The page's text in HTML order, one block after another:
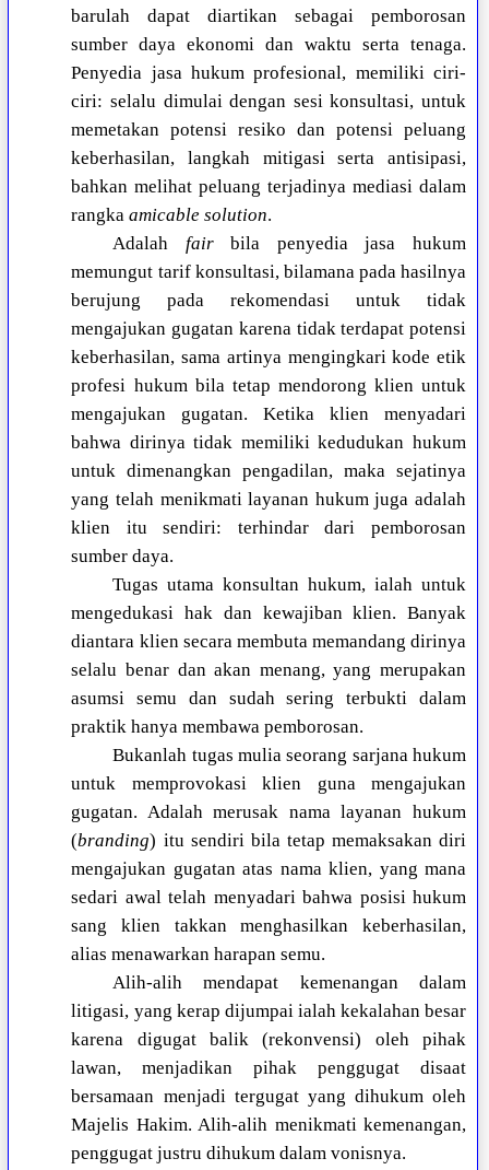
barulah dapat diartikan sebagai pemborosan
sumber daya ekonomi dan waktu serta tenaga.
Penyedia jasa hukum profesional, memiliki ciri-
ciri: selalu dimulai dengan sesi konsultasi, untuk
memetakan potensi resiko dan potensi peluang
keberhasilan, langkah mitigasi serta antisipasi,
bahkan melihat peluang terjadinya mediasi dalam
rangkaamicable solution.
Adalah fairbila penyedia jasa hukum
memungut tarif konsultasi, bilamana pada hasilnya
berujung pada rekomendasi untuk tidak
mengajukan gugatan karena tidak terdapat potensi
keberhasilan, sama artinya mengingkari kode etik
profesi hukum bila tetap mendorong klien untuk
mengajukan gugatan. Ketika klien menyadari
bahwa dirinya tidak memiliki kedudukan hukum
untuk dimenangkan pengadilan, maka sejatinya
yang telah menikmati layanan hukum juga adalah
klien itu sendiri: terhindar dari pemborosan
sumber daya.
Tugas utama konsultan hukum, ialah untuk
mengedukasi hak dan kewajiban klien. Banyak
diantara klien secara membuta memandang dirinya
selalu benar dan akan menang, yang merupakan
asumsi semu dan sudah sering terbukti dalam
praktik hanya membawa pemborosan.
Bukanlah tugas mulia seorang sarjana hukum
untuk memprovokasi klien guna mengajukan
gugatan. Adalah merusak nama layanan hukum
(branding) itu sendiri bila tetap memaksakan diri
mengajukan gugatan atas nama klien, yang mana
sedari awal telah menyadari bahwa posisi hukum
sang klien takkan menghasilkan keberhasilan,
alias menawarkan harapan semu.
Alih-alih mendapat kemenangan dalam
litigasi, yang kerap dijumpai ialah kekalahan besar
karena digugat balik (rekonvensi) oleh pihak
lawan, menjadikan pihak penggugat disaat
bersamaan menjadi tergugat yang dihukum oleh
Majelis Hakim. Alih-alih menikmati kemenangan,
penggugat justru dihukum dalam vonisnya.